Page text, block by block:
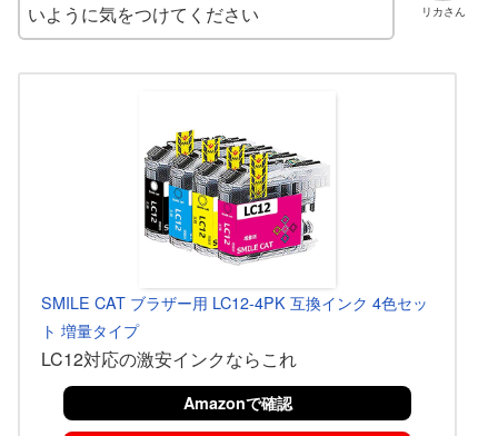
リカさん
いように気をつけてください
SMILE CAT ブラザー用 LC12-4PK 互換インク 4色セッ
ト 増量タイプ
LC12対応の激安インクならこれ
Amazonで確認